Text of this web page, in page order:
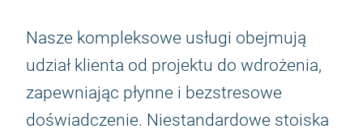
Nasze kompleksowe usługi obejmują
udział klienta od projektu do wdrożenia,
zapewniając płynne i bezstresowe
doświadczenie. Niestandardowe stoiska